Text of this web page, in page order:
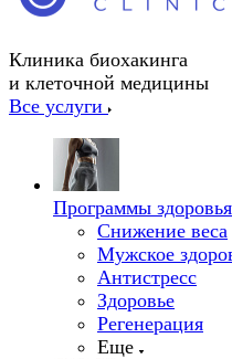
Клиника биохакинга
и клеточной медицины
Все услуги
Программы здоровья
Снижение веса
Мужское
Антистресс
Здоровье
Регенерация
Еще